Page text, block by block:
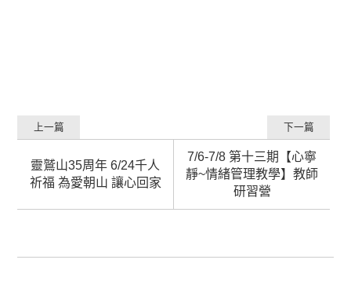
靈鷲山35周年 6/24千人
祈福 為愛朝山 讓心回家
上一篇
7/6-7/8 第十三期【心寧
靜~情緒管理教學】教師
研習營
下一篇